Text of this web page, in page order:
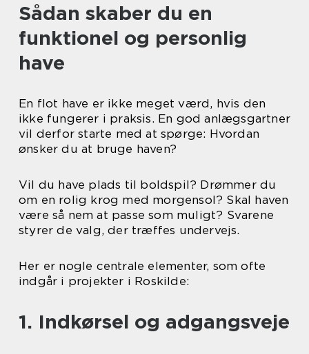
Sådan skaber du en
funktionel og personlig
have
En flot have er ikke meget værd, hvis den
ikke fungerer i praksis. En god anlægsgartner
vil derfor starte med at spørge: Hvordan
ønsker du at bruge haven?
Vil du have plads til boldspil? Drømmer du
om en rolig krog med morgensol? Skal haven
være så nem at passe som muligt? Svarene
styrer de valg, der træffes undervejs.
Her er nogle centrale elementer, som ofte
indgår i projekter i Roskilde:
1. Indkørsel og adgangsveje